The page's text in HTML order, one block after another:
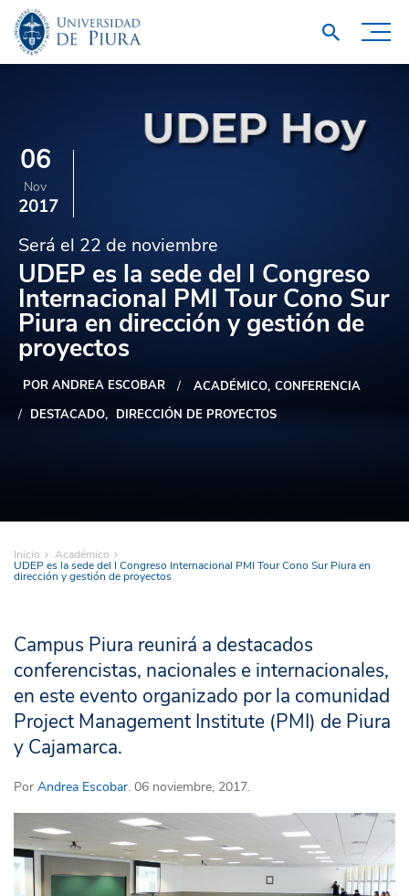
06
Nov
2017
Será el 22 de noviembre
UDEP es la sede del I Congreso
Internacional PMI Tour Cono Sur
Piura en dirección y gestión de
proyectos
POR ANDREA ESCOBAR ACADÉMICO CONFERENCIA
DESTACADO
DIRECCIÓN DE PROYECTOS
Inicio Académico
UDEP es la sede del I Congreso Internacional PMI Tour Cono Sur Piura en
dirección y gestión de proyectos
Campus Piura reunirá a destacados
conferencistas, nacionales e internacionales,
en este evento organizado por la comunidad
Project Management Institute (PMI) de Piura
y Cajamarca.
Por Andrea Escobar. 06 noviembre, 2017.